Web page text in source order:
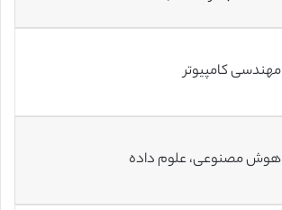
مهندسی کامپیوتر
هوش مصنوعی، علوم داده